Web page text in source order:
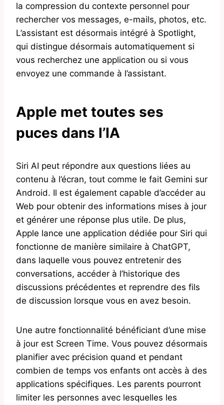
la compression du contexte personnel pour
rechercher vos messages, e-mails, photos, etc.
L’assistant est désormais intégré à Spotlight,
qui distingue désormais automatiquement si
vous recherchez une application ou si vous
envoyez une commande à l’assistant.
Apple met toutes ses
puces dans l’IA
Siri AI peut répondre aux questions liées au
contenu à l’écran, tout comme le fait Gemini sur
Android. Il est également capable d’accéder au
Web pour obtenir des informations mises à jour
et générer une réponse plus utile. De plus,
Apple lance une application dédiée pour Siri qui
fonctionne de manière similaire à ChatGPT,
dans laquelle vous pouvez entretenir des
conversations, accéder à l’historique des
discussions précédentes et reprendre des fils
de discussion lorsque vous en avez besoin.
Une autre fonctionnalité bénéficiant d’une mise
à jour est Screen Time. Vous pouvez désormais
planifier avec précision quand et pendant
combien de temps vos enfants ont accès à des
applications spécifiques. Les parents pourront
limiter les personnes avec lesquelles les